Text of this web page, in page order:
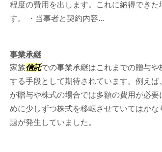
程度の費用を出します。これに納得でき
す。 ・当事者と契約内容...
事業承継
家族信託での事業承継はこれまでの贈与
する手段として期待されています。例え
が贈与や株式の場合では多額の費用が必
めに少しずつ株式を移転させていてはか
題が発生していました。